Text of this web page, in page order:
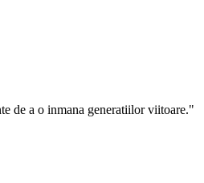
de a o inmana generatiilor viitoare."